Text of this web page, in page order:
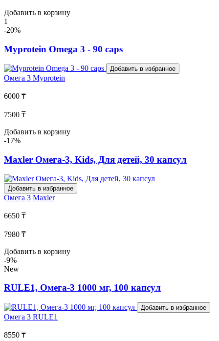
Добавить в корзину
1
-20%
Myprotein Omega 3 - 90 caps
Добавить в избранное
Омега 3 Myprotein
6000 ₸
7500 ₸
Добавить в корзину
-17%
Maxler Омега-3, Kids, Для детей, 30 капсул
Добавить в избранное
Омега 3 Maxler
6650 ₸
7980 ₸
Добавить в корзину
-9%
New
RULE1, Омега-3 1000 мг, 100 капсул
Добавить в избранное
Омега 3 RULE1
8550 ₸